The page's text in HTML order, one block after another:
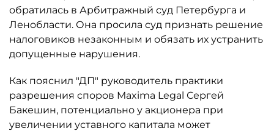
обратилась в Арбитражный суд Петербурга и
Ленобласти. Она просила суд признать решение
налоговиков незаконным и обязать их устранить
допущенные нарушения.
Как пояснил "ДП" руководитель практики
разрешения споров Maxima Legal Сергей
Бакешин, потенциально у акционера при
увеличении уставного капитала может